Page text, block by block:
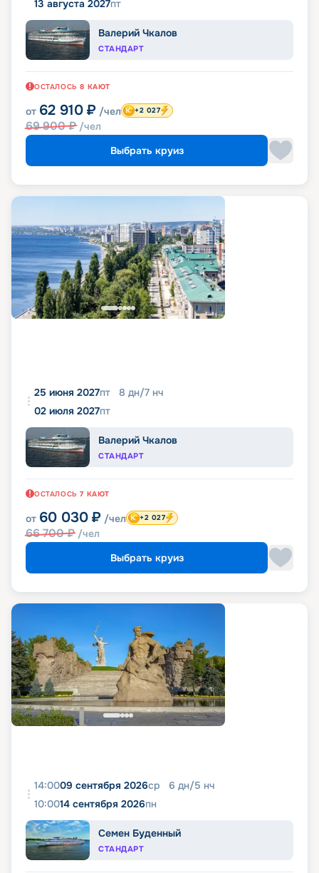
13 августа 2027пт
Валерий Чкалов
СТАНДАРТ
ОСТАЛОСЬ 8 КАЮТ
от 62 910 ₽ /чел
69 900₽ /чел
+2 027
Выбрать круиз
25 июня 2027пт 8 дн/7 нч
02 июля 2027пт
Валерий Чкалов
СТАНДАРТ
ОСТАЛОСЬ 7 КАЮТ
от 60 030 ₽ /чел
66 700₽ /чел
+2 027
Выбрать круиз
14:0009 сентября 2026ср 6 дн/5 нч
10:0014 сентября 2026пн
Семен Буденный
СТАНДАРТ